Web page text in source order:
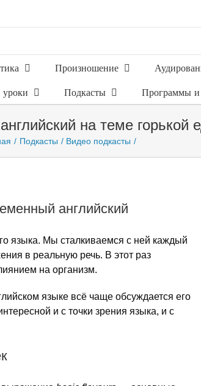
Произношение
Подкасты Программы и
на теме горькой
Подкасты Видео подкасты
английский
языка. Мы сталкиваемся с ней каждый
в реальную речь. В этот раз
на организм.
языке всё чаще обсуждается его
и с точки зрения языка, и с